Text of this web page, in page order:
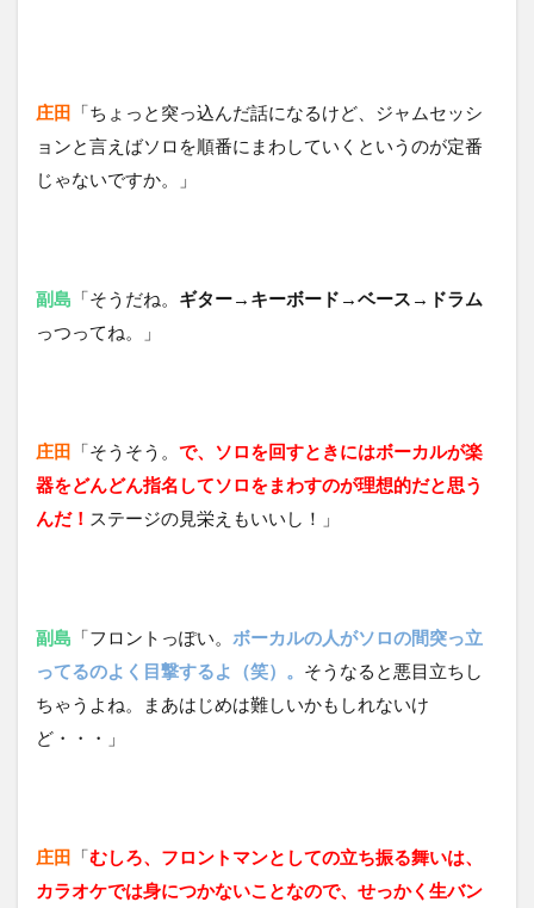
庄田 「ちょっと突っ込んだ話になるけど、ジャムセッシ
ョンと言えばソロを順番にまわしていくというのが定番
じゃないですか。」
副島 「そうだね。 ギター→キーボード→ベース→ドラム
っつってね。」
庄田 「そうそう。 で、ソロを回すときにはボーカルが楽
器をどんどん指名してソロをまわすのが理想的だと思う
んだ！ ステージの見栄えもいいし！」
副島 「フロントっぽい。 ボーカルの人がソロの間突っ立
ってるのよく目撃するよ（笑）。 そうなると悪目立ちし
ちゃうよね。まあはじめは難しいかもしれないけ
ど・・・」
庄田 「むしろ、フロントマンとしての立ち振る舞いは、
カラオケでは身につかないことなので、せっかく生バン